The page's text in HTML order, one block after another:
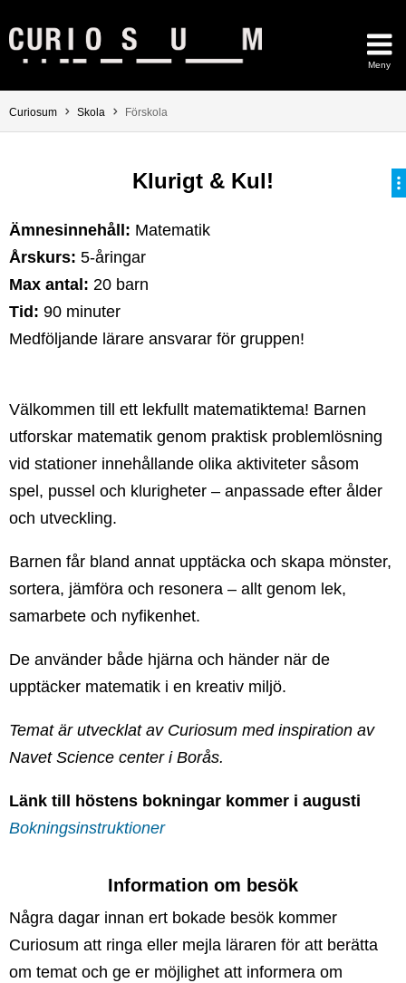
Hoppa direkt till innehållet
Meny
Huvudmenyn dold.
Curiosum Skola Du är här:
Förskola
Klurigt & Kul!
Ämnesinnehåll: Matematik
Årskurs: 5-åringar
Max antal: 20 barn
Tid: 90 minuter
Medföljande lärare ansvarar för gruppen!
Välkommen till ett lekfullt matematiktema! Barnen
utforskar matematik genom praktisk problemlösning
vid stationer innehållande olika aktiviteter såsom
spel, pussel och klurigheter – anpassade efter ålder
och utveckling.
Barnen får bland annat upptäcka och skapa mönster,
sortera, jämföra och resonera – allt genom lek,
samarbete och nyfikenhet.
De använder både hjärna och händer när de
upptäcker matematik i en kreativ miljö.
Temat är utvecklat av Curiosum med inspiration av
Navet Science center i Borås.
Länk till höstens bokningar kommer i augusti
Bokningsinstruktioner
Information om besök
Några dagar innan ert bokade besök kommer
Curiosum att ringa eller mejla läraren för att berätta
om temat och ge er möjlighet att informera om